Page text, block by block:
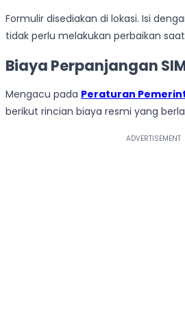
Formulir disediakan di lokasi. Isi
tidak perlu melakukan perbaikan
Biaya Perpanjangan
Mengacu pada Peraturan
berikut rincian biaya resmi yang